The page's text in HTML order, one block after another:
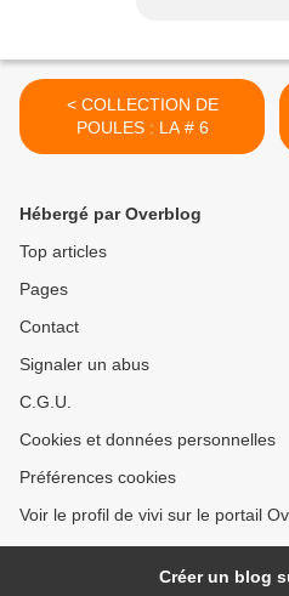
< COLLECTION DE
POULES : LA # 6
Hébergé par Overblog
Top articles
Pages
Contact
Signaler un abus
C.G.U.
Cookies et données personnelles
Préférences cookies
Voir le profil de vivi sur le portail
Créer un blog